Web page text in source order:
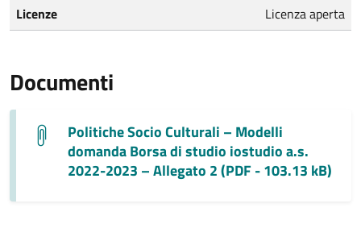
Licenze Licenza aperta
Documenti
Politiche Socio Culturali – Modelli
domanda Borsa di studio iostudio a.s.
2022-2023 – Allegato 2 (PDF - 103.13 kB)